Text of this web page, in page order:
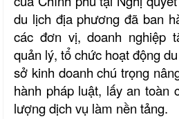
du lịch địa phương đã ban
các đơn vị, doanh nghiệp
quản lý, tổ chức hoạt động
sở kinh doanh chú trọng
hành pháp luật, lấy an toàn
lượng dịch vụ làm nền tảng.